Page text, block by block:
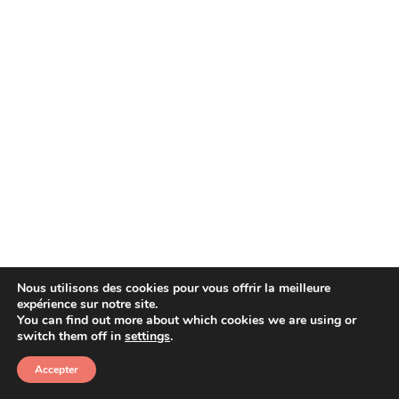
Copyright © 2026 Afera
Nous utilisons des cookies pour vous offrir la meilleure
expérience sur notre site.
You can find out more about which cookies we are using or
switch them off in settings.
Accepter